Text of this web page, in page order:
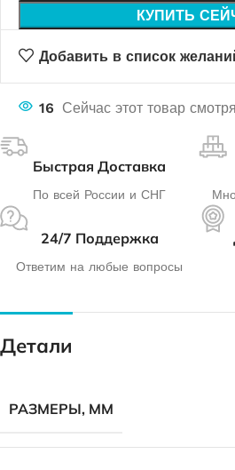
КУПИТЬ
Добавить в список
16 Сейчас этот товар
Быстрая Доставка
По всей России и СНГ
24/7 Поддержка
Ответим на любые вопросы
Детали
РАЗМЕРЫ, ММ